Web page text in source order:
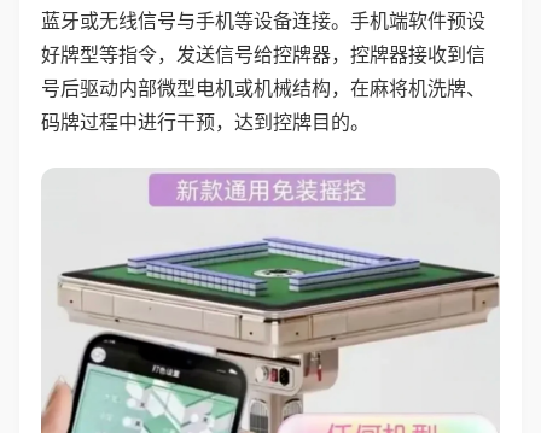
蓝牙或无线信号与手机等设备连接。手机端软件预设
好牌型等指令，发送信号给控牌器，控牌器接收到信
号后驱动内部微型电机或机械结构，在麻将机洗牌、
码牌过程中进行干预，达到控牌目的。